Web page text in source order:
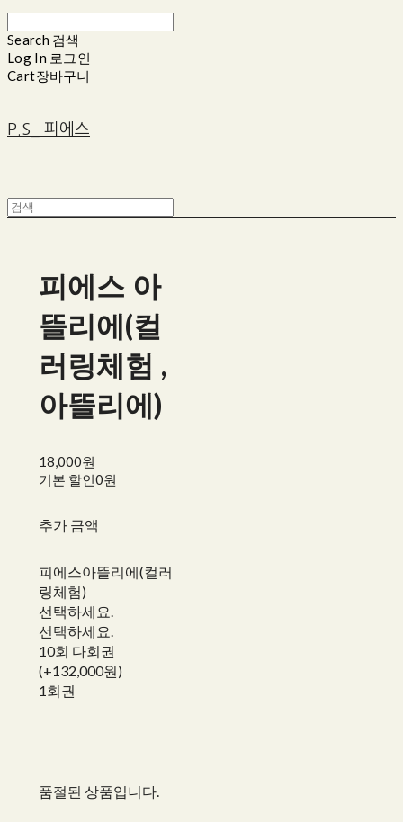
Search 검색
Log In 로그인
Cart장바구니
P.S_ 피에스
피에스 아
뜰리에(컬
러링체험 ,
아뜰리에)
18,000원
기본 할인0원
추가 금액
피에스아뜰리에(컬러
링체험)
선택하세요.
선택하세요.
10회 다회권
(+132,000원)
1회권
품절된 상품입니다.